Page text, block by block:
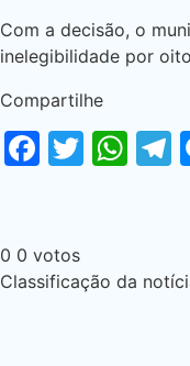
Com a decisão, o
inelegibilidade por
Compartilhe
0 0 votos
Classificação da